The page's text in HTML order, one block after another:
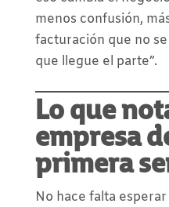
menos confusión,
facturación que no
que llegue el parte”.
Lo que
empresa
primera
No hace falta